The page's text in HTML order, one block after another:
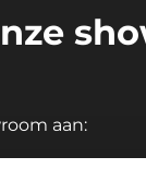
aan: